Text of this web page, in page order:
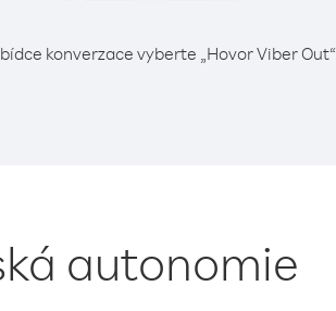
konverzace vyberte „Hovor Viber Out“
autonomie